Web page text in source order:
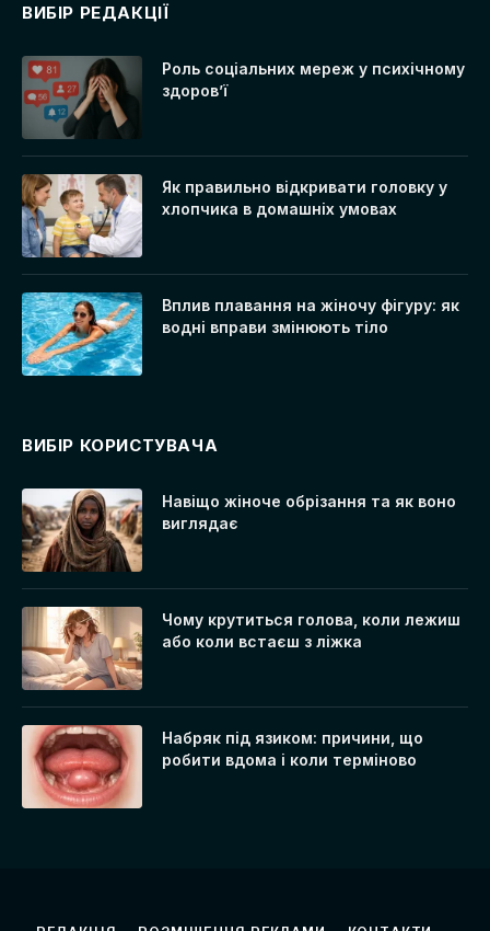
ВИБІР РЕДАКЦІЇ
Роль соціальних мереж у психічному
здоров’ї
Як правильно відкривати головку у
хлопчика в домашніх умовах
Вплив плавання на жіночу фігуру: як
водні вправи змінюють тіло
ВИБІР КОРИСТУВАЧА
Навіщо жіноче обрізання та як воно
виглядає
Чому крутиться голова, коли лежиш
або коли встаєш з ліжка
Набряк під язиком: причини, що
робити вдома і коли терміново